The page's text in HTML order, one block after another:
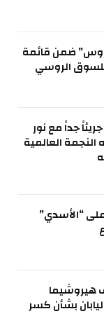
ضمن قائمة
جداً مع نور
العالمية
“الأسدي”
لقصف هيروشيما
بشأن كسر